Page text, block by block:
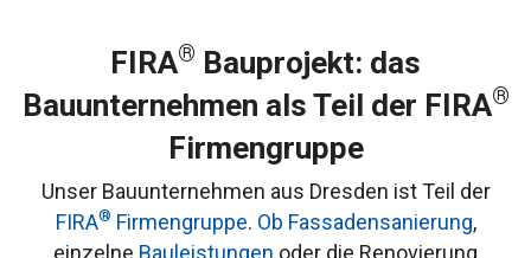
FIRA® Bauprojekt: das
Bauunternehmen als Teil der FIRA®
Firmengruppe
Unser Bauunternehmen aus Dresden ist Teil der
FIRA® Firmengruppe. Ob Fassadensanierung,
einzelne Bauleistungen oder die Renovierung